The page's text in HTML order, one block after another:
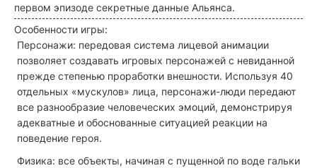
первом эпизоде секретные данные Альянса.
Особенности игры:
Персонажи: передовая система лицевой анимации
позволяет создавать игровых персонажей с невиданной
прежде степенью проработки внешности. Используя 40
отдельных «мускулов» лица, персонажи-люди передают
все разнообразие человеческих эмоций, демонстрируя
адекватные и обоснованные ситуацией реакции на
поведение героя.
Физика: все объекты, начиная с пущенной по воде гальки